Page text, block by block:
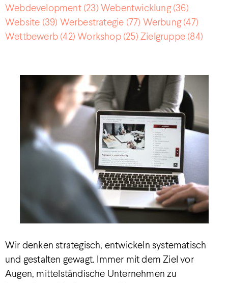
Webdevelopment(23) Webentwicklung(36)
Website (39) Werbestrategie (77) Werbung(47)
Wettbewerb (42) Workshop(25) Zielgruppe (84)
Wir denken strategisch, entwickeln systematisch
und gestalten gewagt. Immer mit dem Ziel vor
Augen, mittelständische Unternehmen zu